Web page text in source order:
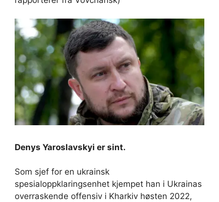
Denys Yaroslavskyi er sint.
Som sjef for en ukrainsk
spesialoppklaringsenhet kjempet han i Ukrainas
overraskende offensiv i Kharkiv høsten 2022,